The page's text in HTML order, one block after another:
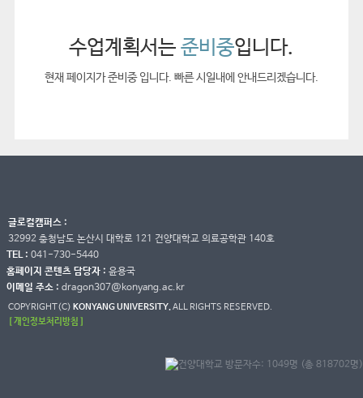
수업계획서는준비중입니다.
현재 페이지가 준비중 입니다. 빠른 시일내에 안내드리겠습니다.
글로컬캠퍼스 :
32992 충청남도 논산시 대학로 121 건양대학교 의료공학관 140호
TEL : 041-730-5440
홈페이지 콘텐츠 담당자 : 윤용국
이메일 주소 : dragon307@konyang.ac.kr
COPYRIGHT(C) KONYANG UNIVERSITY.ALL RIGHTS RESERVED.
[ 개인정보처리방침 ]
방문자수: 1049명 (총 818702명)